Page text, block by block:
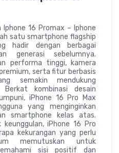
Iphone 16 Promax – Iphone
satu smartphone flagship
hadir dengan berbagai
generasi sebelumnya.
performa tinggi, kamera
serta fitur berbasis
semakin mendukung
Berkat kombinasi desain
iPhone 16 Pro Max
yang menginginkan
smartphone kelas atas.
keunggulan, iPhone 16 Pro
kekurangan yang perlu
memutuskan untuk
sisi positif dan